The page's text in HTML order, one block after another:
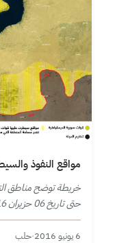
مواقع النفوذ والسيطرة –
خريطة توضح مناطق
قوات سورية
بتاريخ…
6 يونيو 2016 ·حلب